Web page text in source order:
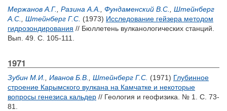
Мержанов А.Г.
Разина А.А. Фундаменский В.С.
Штейнберг
А.С.
Штейнберг Г.С. (1973) Исследование гейзера методом
гидрозондирования // Бюллетень вулканологических станций.
Вып. 49. С. 105-111.
1971
Зубин М.И. Иванов Б.В. Штейнберг Г.С. (1971) Глубинное
строение Карымского вулкана на Камчатке и некоторые
вопросы генезиса кальдер // Геология и геофизика. № 1. С. 73-
81.